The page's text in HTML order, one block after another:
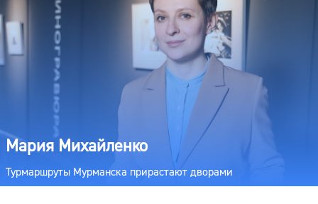
Мария Михайленко
Турмаршруты Мурманска прирастают дворами